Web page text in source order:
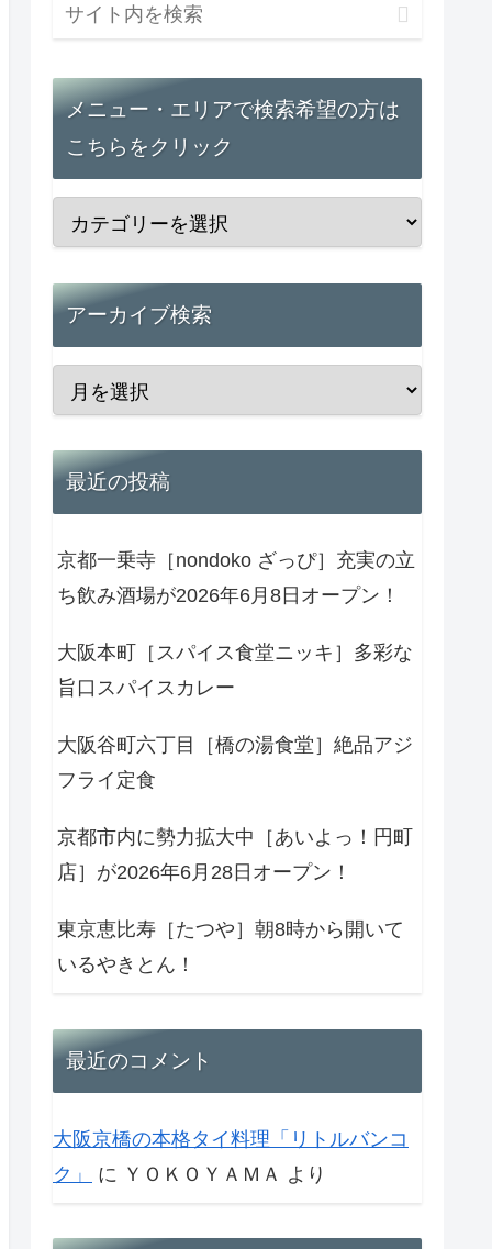
メニュー・エリアで検索希望の方は
こちらをクリック
アーカイブ検索
最近の投稿
京都一乗寺［nondoko ざっぴ］充実の立
ち飲み酒場が2026年6月8日オープン！
大阪本町［スパイス食堂ニッキ］多彩な
旨口スパイスカレー
大阪谷町六丁目［橋の湯食堂］絶品アジ
フライ定食
京都市内に勢力拡大中［あいよっ！円町
店］が2026年6月28日オープン！
東京恵比寿［たつや］朝8時から開いて
いるやきとん！
最近のコメント
大阪京橋の本格タイ料理「リトルバンコ
ク」
に ＹＯＫＯＹＡＭＡ より